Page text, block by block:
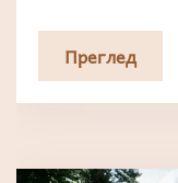
Преглед